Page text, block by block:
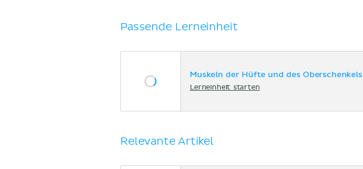
Passende Lerneinheit
Muskeln der Hüfte und des Oberschenkels
Lerneinheit starten
Relevante Artikel